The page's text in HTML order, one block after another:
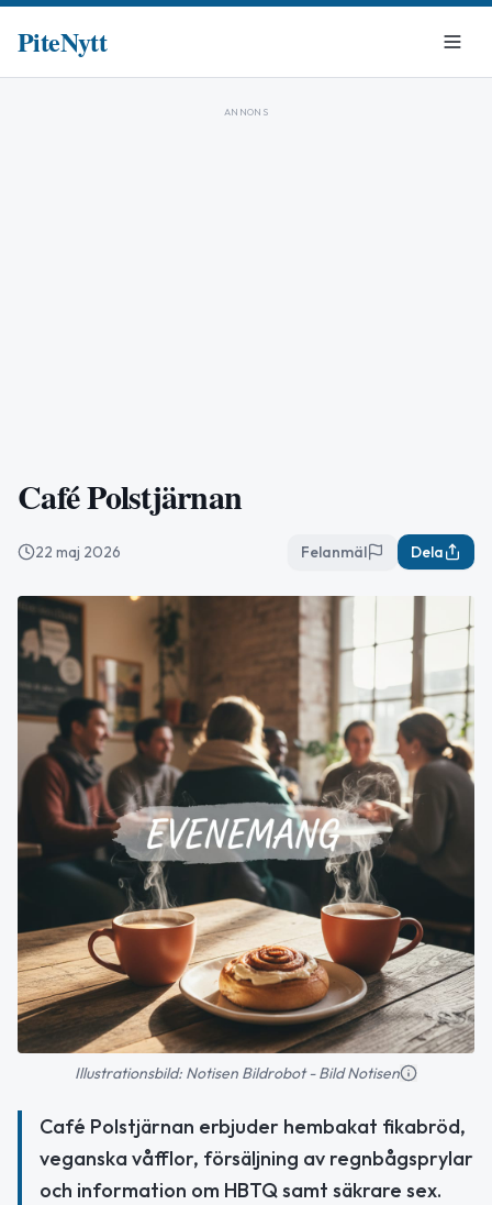
PiteNytt
ANNONS
Café Polstjärnan
22 maj 2026 Felanmäl Dela
Illustrationsbild: Notisen Bildrobot - Bild Notisen
Café Polstjärnan erbjuder hembakat fikabröd,
veganska våfflor, försäljning av regnbågsprylar
och information om HBTQ samt säkrare sex.